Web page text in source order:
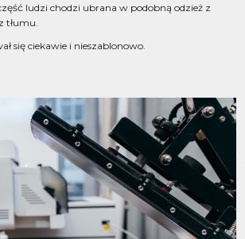
ludzi chodzi ubrana w podobną odzież z
tłumu.
się ciekawie i nieszablonowo.